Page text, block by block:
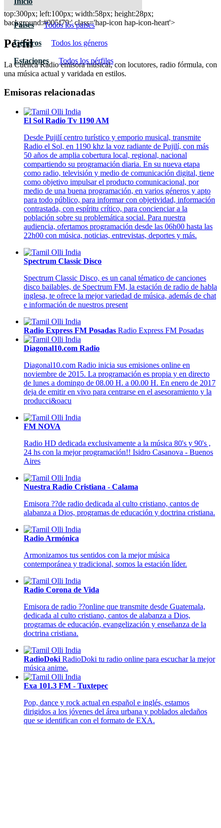
Paises Todos los paises
Géneros Todos los géneros
Estaciones Todos los pérfiles
La Cuenca Radio
top:300px; left:100px; width:58px; height:28px;
background:#005f79;' class='hap-icon hap-icon-heart'>
Pérfil
La Cuenca Radio emisora músical, con locutores, radio fórmula, con
una música actual y varidada en estilos.
Emisoras relacionadas
El Sol Radio Tv 1190 AM
Desde Pujilí centro turístico y emporio musical, transmite
Radio el Sol, en 1190 khz la voz radiante de Pujilí, con más
50 años de amplia cobertura local, regional, nacional
compartiendo su programación diaria. En su nueva etapa
como radio, televisión y medio de comunicación digital, tiene
como objetivo impulsar el producto comunicacional, por
medio de una buena programación, en varios géneros y apto
para todo público, para informar con objetividad, información
contrastada, con espíritu crítico, para concienciar a la
población sobre su problemática social. Para nuestra
audiencia, ofertamos programación desde las 06h00 hasta las
22h00 con música, noticias, entrevistas, deportes y más.
Spectrum Classic Disco
Spectrum Classic Disco, es un canal tématico de canciones
disco bailables, de Spectrum FM, la estación de radio de habla
inglesa, te ofrece la mejor variedad de música, además de chat
e información de nuestros present
Radio Express FM Posadas Radio Express FM Posadas
Diagonal10.com Radio
Diagonal10.com Radio inicia sus emisiones online en
noviembre de 2015. La programación es propia y en directo
de lunes a domingo de 08.00 H. a 00.00 H. En enero de 2017
deja de emitir en vivo para centrarse en el asesoramiento y la
producci&oacu
FM NOVA
Radio HD dedicada exclusivamente a la música 80's y 90's ,
24 hs con la mejor programación!! Isidro Casanova - Buenos
Aires
Nuestra Radio Cristiana - Calama
Emisora ??de radio dedicada al culto cristiano, cantos de
alabanza a Dios, programas de educación y doctrina cristiana.
Radio Armónica
Armonizamos tus sentidos con la mejor música
contemporánea y tradicional, somos la estación líder.
Radio Corona de Vida
Emisora de radio ??online que transmite desde Guatemala,
dedicada al culto cristiano, cantos de alabanza a Dios,
programas de educación, evangelización y enseñanza de la
doctrina cristiana.
RadioDoki RadioDoki tu radio online para escuchar la mejor
música anime.
Exa 101.3 FM - Tuxtepec
Pop, dance y rock actual en español e inglés, estamos
dirigidos a los jóvenes del área urbana y poblados aledaños
que se identifican con el formato de EXA.